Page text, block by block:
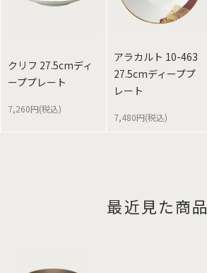
クリフ 27.5cmディ
ーププレート
7,260円(税込)
アラカルト 10-463
27.5cmディーププ
レート
7,480円(税込)
最近見た商品